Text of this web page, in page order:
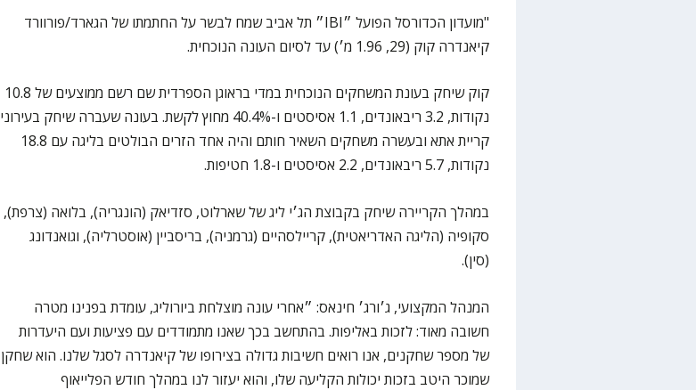
"מועדון הכדורסל הפועל ״IBI״ תל אביב שמח לבשר על החתמתו של הגארד/פורוורד
קיאנדרה קוק (29, 1.96 מ׳) עד לסיום העונה הנוכחית.
קוק שיחק בעונת המשחקים הנוכחית במדי בראוגן הספרדית שם רשם ממוצעים של 10.8
נקודות, 3.2 ריבאונדים, 1.1 אסיסטים ו-40.4% מחוץ לקשת. בעונה שעברה שיחק בעירוני
קריית אתא ובעשרה משחקים השאיר חותם והיה אחד הזרים הבולטים בליגה עם 18.8
נקודות, 5.7 ריבאונדים, 2.2 אסיסטים ו-1.8 חטיפות.
במהלך הקריירה שיחק בקבוצת הג׳י ליג של שארלוט, סזדיאק (הונגריה), בלואה (צרפת),
סקופיה (הליגה האדריאטית), קריילסהיים (גרמניה), בריסביין (אוסטרליה), וגואנדונג
(סין).
המנהל המקצועי, ג׳ורג׳ חינאס: ״אחרי עונה מוצלחת ביורוליג, עומדת בפנינו מטרה
חשובה מאוד: לזכות באליפות. בהתחשב בכך שאנו מתמודדים עם פציעות ועם היעדרות
של מספר שחקנים, אנו רואים חשיבות גדולה בצירופו של קיאנדרה לסגל שלנו. הוא שחקן
שמוכר היטב בזכות יכולות הקליעה שלו, והוא יעזור לנו במהלך חודש הפלייאוף